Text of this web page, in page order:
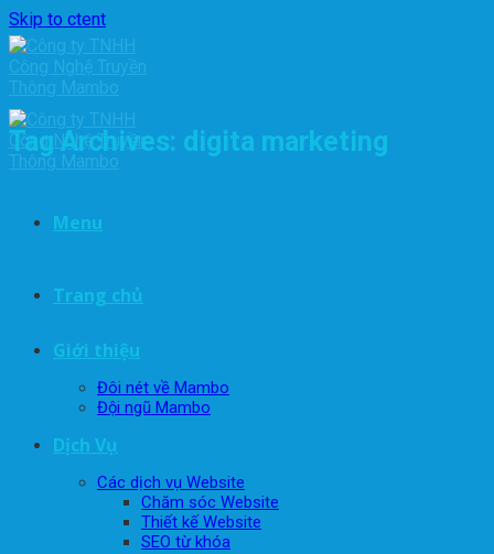
Skip to ctent
Menu
Trang chủ
Giới thiệu
Đôi nét về Mambo
Đội ngũ Mambo
Dịch Vụ
Các dịch vụ Website
Chăm sóc Website
Thiết kế Website
SEO từ khóa
Tag Archives: digita marketing